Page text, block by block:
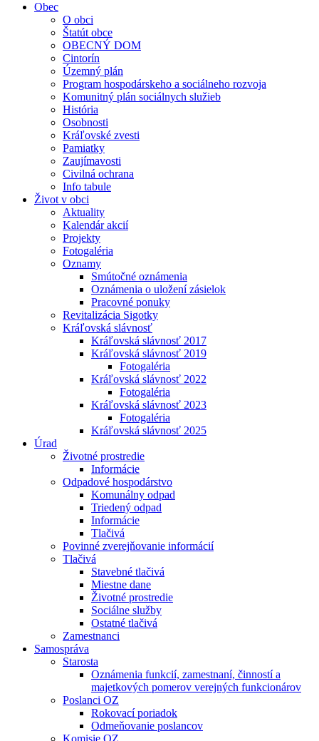
Obec
O obci
Štatút obce
OBECNÝ DOM
Cintorín
Územný plán
Program hospodárskeho a sociálneho rozvoja
Komunitný plán sociálnych služieb
História
Osobnosti
Kráľovské zvesti
Pamiatky
Zaujímavosti
Civilná ochrana
Info tabule
Život v obci
Aktuality
Kalendár akcií
Projekty
Fotogaléria
Oznamy
Smútočné oznámenia
Oznámenia o uložení zásielok
Pracovné ponuky
Revitalizácia Sigotky
Kráľovská slávnosť
Kráľovská slávnosť 2017
Kráľovská slávnosť 2019
Fotogaléria
Kráľovská slávnosť 2022
Fotogaléria
Kráľovská slávnosť 2023
Fotogaléria
Kráľovská slávnosť 2025
Úrad
Životné prostredie
Informácie
Odpadové hospodárstvo
Komunálny odpad
Triedený odpad
Informácie
Tlačivá
Povinné zverejňovanie informácií
Tlačivá
Stavebné tlačivá
Miestne dane
Životné prostredie
Sociálne služby
Ostatné tlačivá
Zamestnanci
Samospráva
Starosta
Oznámenia funkcií, zamestnaní, činností a
majetkových pomerov verejných funkcionárov
Poslanci OZ
Rokovací poriadok
Odmeňovanie poslancov